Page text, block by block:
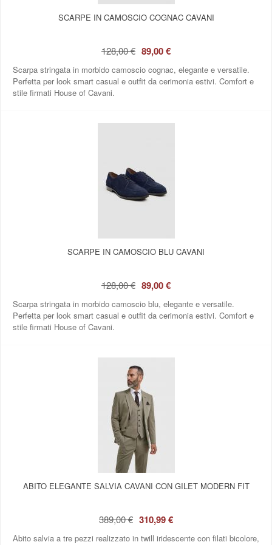
SCARPE IN CAMOSCIO COGNAC CAVANI
128,00 € 89,00 €
Scarpa stringata in morbido camoscio cognac, elegante e versatile.
Perfetta per look smart casual e outfit da cerimonia estivi. Comfort e
stile firmati House of Cavani.
SCARPE IN CAMOSCIO BLU CAVANI
128,00 € 89,00 €
Scarpa stringata in morbido camoscio blu, elegante e versatile.
Perfetta per look smart casual e outfit da cerimonia estivi. Comfort e
stile firmati House of Cavani.
ABITO ELEGANTE SALVIA CAVANI CON GILET MODERN FIT
389,00 € 310,99 €
Abito salvia a tre pezzi realizzato in twill iridescente con filati bicolore,